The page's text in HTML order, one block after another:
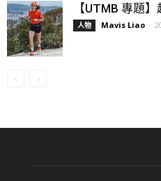
【UTMB 專題
人物 Mavis Liao -